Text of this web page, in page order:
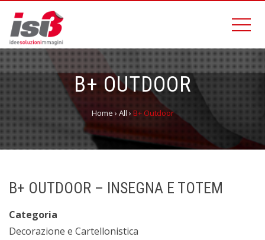
B+ OUTDOOR
Home›All›B+ Outdoor
B+ OUTDOOR – INSEGNA E TOTEM
Categoria
Decorazione e Cartellonistica